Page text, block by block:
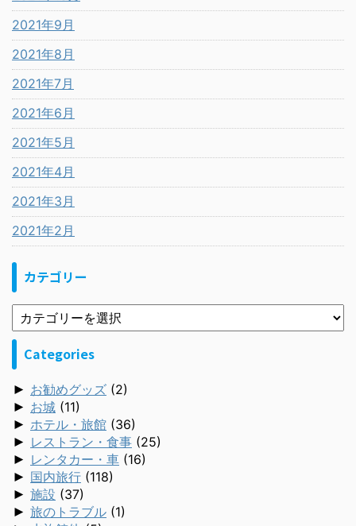
2021年9月
2021年8月
2021年7月
2021年6月
2021年5月
2021年4月
2021年3月
2021年2月
カテゴリー
Categories
► お勧めグッズ (2)
► お城 (11)
► ホテル・旅館 (36)
► レストラン・食事 (25)
► レンタカー・車 (16)
► 国内旅行 (118)
► 施設 (37)
► 旅のトラブル (1)